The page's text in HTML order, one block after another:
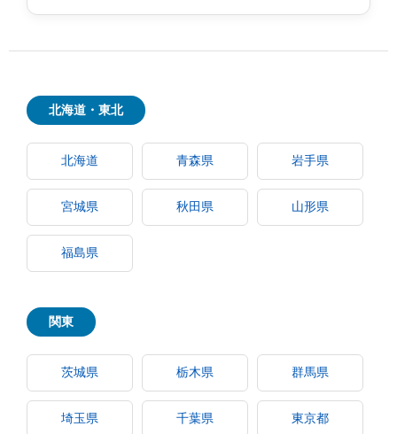
北海道・東北
北海道 青森県 岩手県
宮城県 秋田県 山形県
福島県
関東
茨城県 栃木県 群馬県
埼玉県 千葉県 東京都